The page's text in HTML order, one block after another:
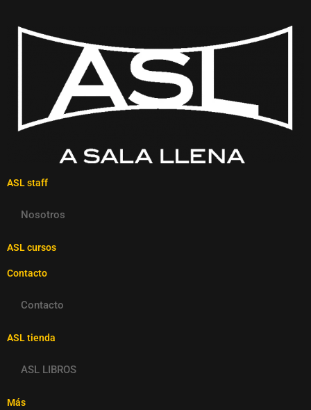
ASL staff
Nosotros
ASL cursos
Contacto
Contacto
ASL tienda
ASL LIBROS
Más